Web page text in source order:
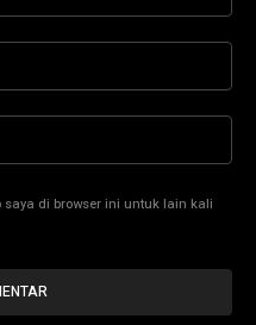
di browser ini untuk lain kali